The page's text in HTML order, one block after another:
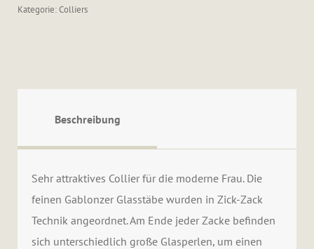
Kategorie:Colliers
Beschreibung
Sehr attraktives Collier für die moderne Frau. Die
feinen Gablonzer Glasstäbe wurden in Zick-Zack
Technik angeordnet. Am Ende jeder Zacke befinden
sich unterschiedlich große Glasperlen, um einen